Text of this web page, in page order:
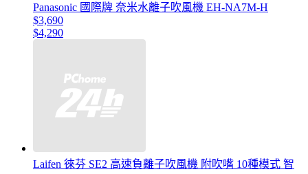
Panasonic 國際牌 奈米水離子吹風機 EH-NA7M-H
$3,690
$4,290
Laifen 徠芬 SE2 高速負離子吹風機 附吹嘴 10種模式 智